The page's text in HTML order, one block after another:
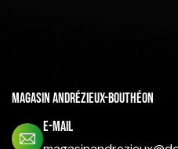
Magasin Andrézieux-Bouthéon
E-mail